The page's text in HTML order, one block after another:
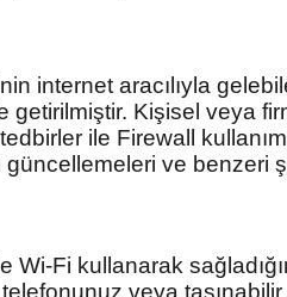
internet aracılıyla
Kişisel veya
ile Firewall
güncellemeleri ve benzeri
Wi-Fi kullanarak
veya